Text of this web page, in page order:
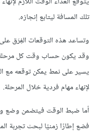
تلك المسافة ليتابع إنجازه.
وتساعد هذه التوقعات الفِرَق
وقد يكون حساب وقت كل مرحلة
يسير على نمط يمكن توقعه مع
لإنهاء مهام فردية خلال المرحلة.
أما ضبط الوقت فيتضمن وضع
فضع إطارًا زمنيًا لبحث تجربة